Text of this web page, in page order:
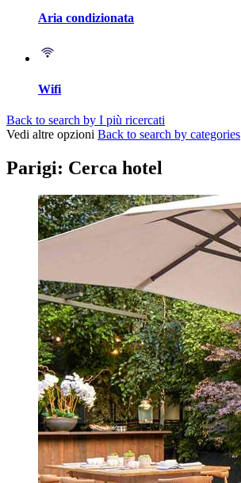
Aria condizionata
Wifi
Back to search by I più ricercati
Vedi altre opzioni Back to search by categories
Parigi: Cerca hotel